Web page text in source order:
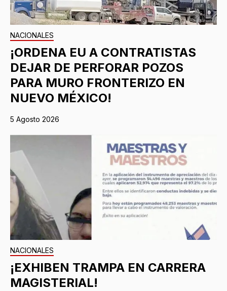
NACIONALES
¡ORDENA EU A CONTRATISTAS
DEJAR DE PERFORAR POZOS
PARA MURO FRONTERIZO EN
NUEVO MÉXICO!
5 Agosto 2026
NACIONALES
¡EXHIBEN TRAMPA EN CARRERA
MAGISTERIAL!